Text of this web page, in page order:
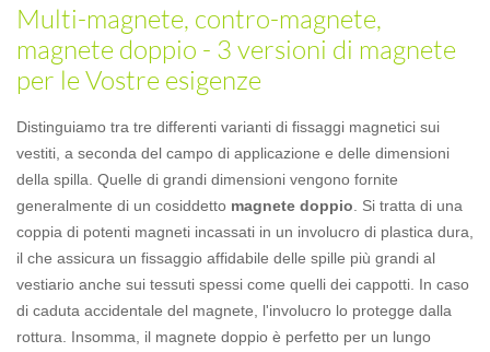
Multi-magnete, contro-magnete,
magnete doppio - 3 versioni di magnete
per le Vostre esigenze
Distinguiamo tra tre differenti varianti di fissaggi magnetici sui
vestiti, a seconda del campo di applicazione e delle dimensioni
della spilla. Quelle di grandi dimensioni vengono fornite
generalmente di un cosiddetto magnete doppio . Si tratta di una
coppia di potenti magneti incassati in un involucro di plastica dura,
il che assicura un fissaggio affidabile delle spille più grandi al
vestiario anche sui tessuti spessi come quelli dei cappotti. In caso
di caduta accidentale del magnete, l'involucro lo protegge dalla
rottura. Insomma, il magnete doppio è perfetto per un lungo